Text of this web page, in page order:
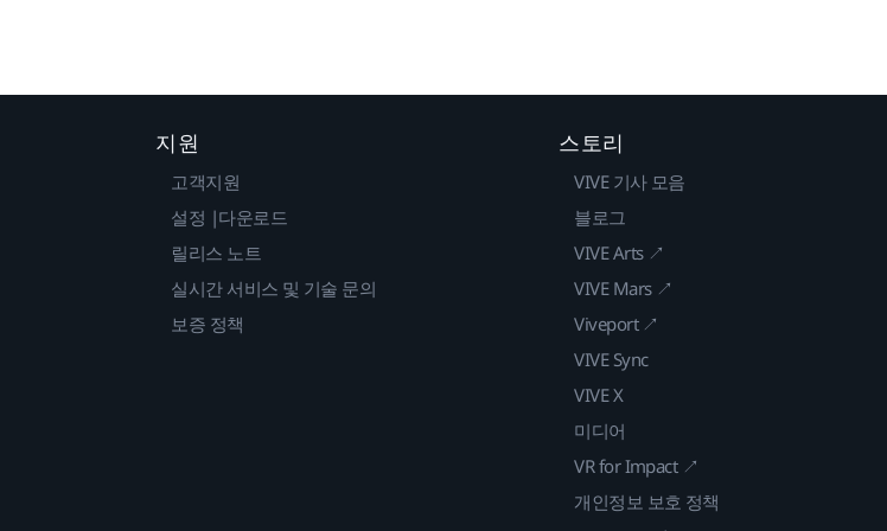
지원
고객지원
설정 |다운로드
릴리스 노트
실시간 서비스 및 기술 문의
보증 정책
스토리
VIVE 기사 모음
블로그
VIVE Arts ↗
VIVE Mars ↗
Viveport ↗
VIVE Sync
VIVE X
미디어
VR for Impact ↗
개인정보 보호 정책